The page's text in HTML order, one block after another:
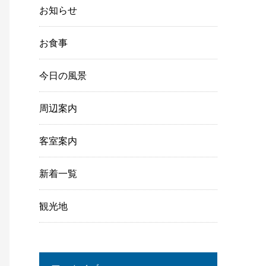
お知らせ
お食事
今日の風景
周辺案内
客室案内
新着一覧
観光地